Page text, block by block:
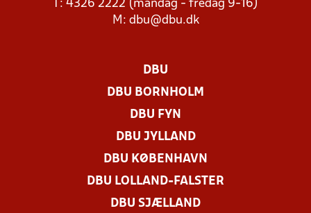
T: 4326 2222 (mandag - fredag 9-16)
M: dbu@dbu.dk
DBU
DBU BORNHOLM
DBU FYN
DBU JYLLAND
DBU KØBENHAVN
DBU LOLLAND-FALSTER
DBU SJÆLLAND